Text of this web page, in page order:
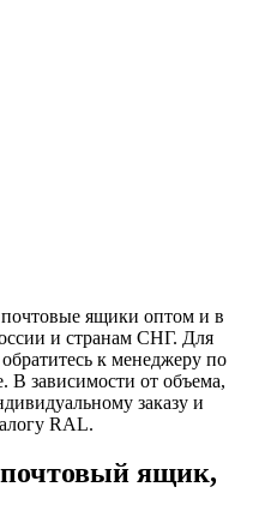
ящики оптом и в
и странам СНГ. Для
к менеджеру по
В зависимости от объема,
заказу и
RAL.
ящик,